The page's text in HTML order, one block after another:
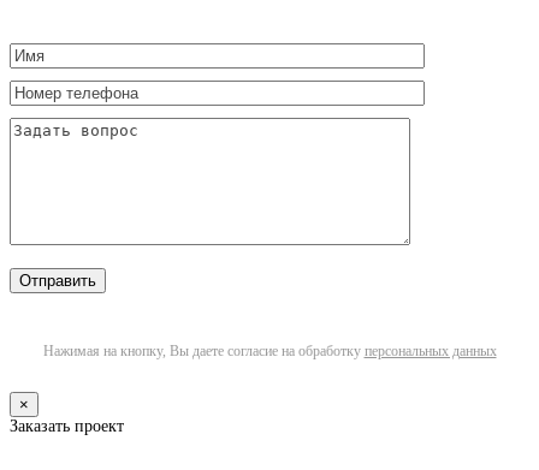
Нажимая на кнопку, Вы даете согласие на обработку персональных данных
×
Заказать проект